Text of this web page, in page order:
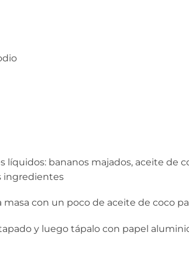
bananos majados, aceite de
ingredientes
con un poco de aceite de coco
y luego tápalo con papel